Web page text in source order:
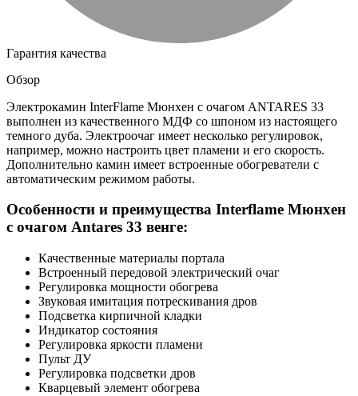
Гарантия качества
Обзор
Электрокамин InterFlame Мюнхен с очагом ANTARES 33
выполнен из качественного МДФ со шпоном из настоящего
темного дуба. Электроочаг имеет несколько регулировок,
например, можно настроить цвет пламени и его скорость.
Дополнительно камин имеет встроенные обогреватели с
автоматическим режимом работы.
Особенности и преимущества Interflame Мюнхен
с очагом Antares 33 венге:
Качественные материалы портала
Встроенный передовой электрический очаг
Регулировка мощности обогрева
Звуковая имитация потрескивания дров
Подсветка кирпичной кладки
Индикатор состояния
Регулировка яркости пламени
Пульт ДУ
Регулировка подсветки дров
Кварцевый элемент обогрева